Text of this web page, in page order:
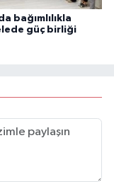
bağımlılıkla
güç birliği